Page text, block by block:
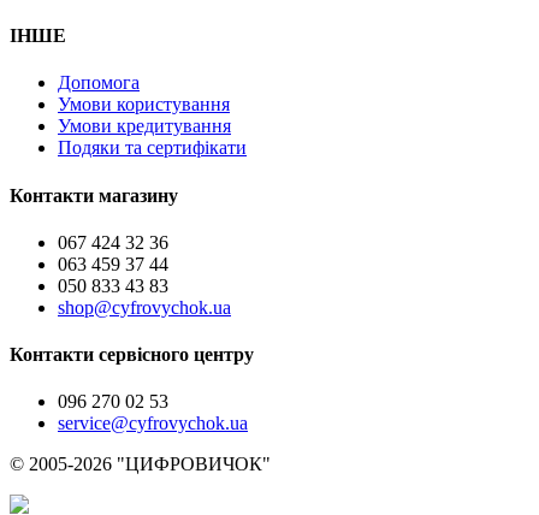
ІНШЕ
Допомога
Умови користування
Умови кредитування
Подяки та сертифікати
Контакти магазину
067 424 32 36
063 459 37 44
050 833 43 83
shop@cyfrovychok.ua
Контакти сервісного центру
096 270 02 53
service@cyfrovychok.ua
© 2005-2026 "ЦИФРОВИЧОК"